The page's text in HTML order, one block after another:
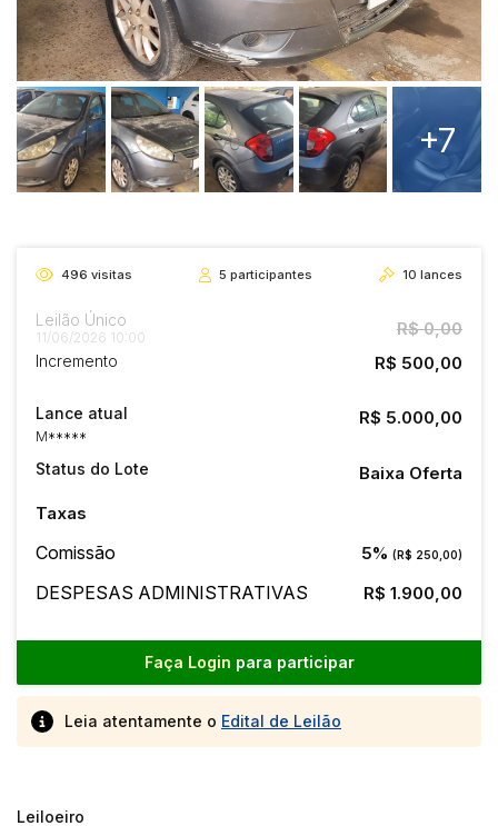
+7
496 visitas 5 participantes 10 lances
Leilão Único
11/06/2026 10:00 R$ 0,00
Incremento R$ 500,00
Lance atual
M*****
R$ 5.000,00
Status do Lote
Baixa Oferta
Taxas
Comissão 5% (R$ 250,00)
DESPESAS ADMINISTRATIVAS R$ 1.900,00
Faça Login para participar
Leia atentamente o Edital de Leilão
Leiloeiro